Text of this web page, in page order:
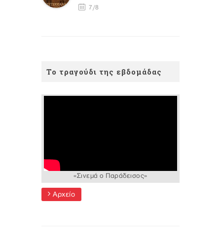
7/8
Το τραγούδι της εβδομάδας
«Σινεμά ο Παράδεισος»
Αρχείο